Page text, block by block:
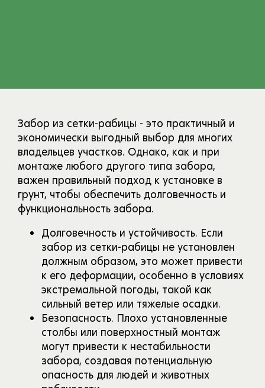
Забор из сетки-рабицы - это практичный и
экономически выгодный выбор для многих
владельцев участков. Однако, как и при
монтаже любого другого типа забора,
важен правильный подход к установке в
грунт, чтобы обеспечить долговечность и
функциональность забора.
Долговечность и устойчивость. Если
забор из сетки-рабицы не установлен
должным образом, это может привести
к его деформации, особенно в условиях
экстремальной погоды, такой как
сильный ветер или тяжелые осадки.
Безопасность. Плохо установленные
столбы или поверхностный монтаж
могут привести к нестабильности
забора, создавая потенциальную
опасность для людей и животных